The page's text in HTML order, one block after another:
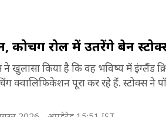
और ऑस्ट्रेलिया ने 5 जनवरी
इंग्लैंड का पहला टी20आई 13 जून
था.
9 मार्च 2024 तक, इंग्लैंड ने 1,071
कोचिंग रोल में उतरेंगे बेन
ने खुलासा किया है कि वह भविष्य में इंग्लैंड
क्वालिफिकेशन पूरा कर रहे हैं. स्टोक्स ने